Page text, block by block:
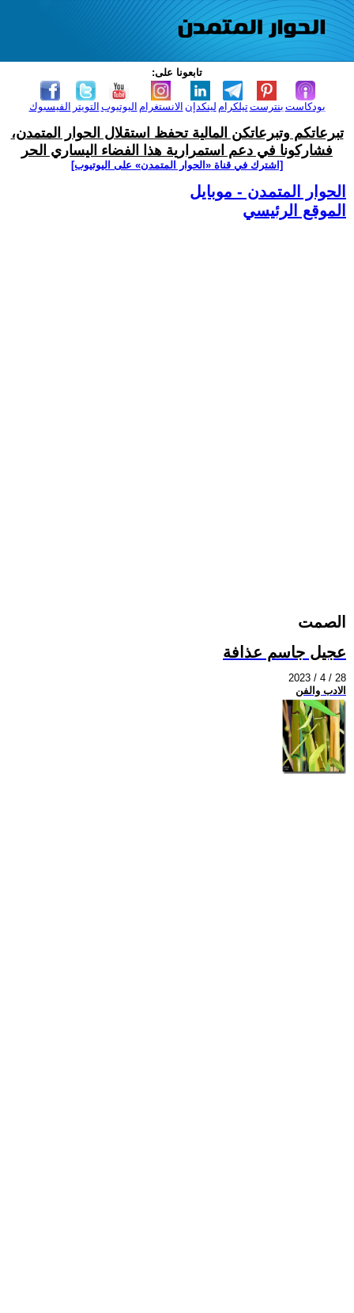
تابعونا على:
الفيسبوك التويتر اليوتيوب الانستغرام لينكدإن تيلكرامبنترست بودكاست
تبرعاتكم وتبرعاتكن المالية تحفظ استقلال الحوار المتمدن،
فشاركونا في دعم استمرارية هذا الفضاء اليساري الحر
[اشترك في قناة ‫«الحوار المتمدن» على اليوتيوب]
الحوار المتمدن - موبايل
الموقع الرئيسي
الصمت
عجيل جاسم عذافة
2023 / 4 / 28
الادب والفن